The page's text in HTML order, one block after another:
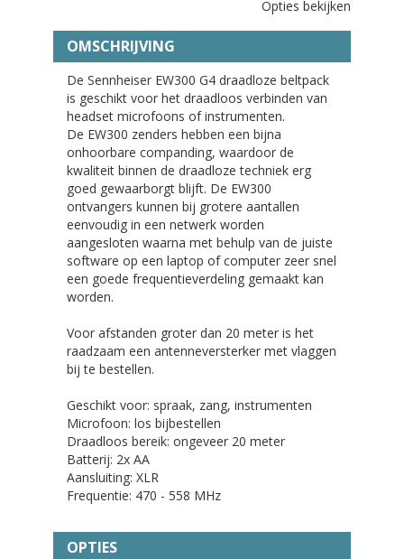
Opties bekijken
OMSCHRIJVING
De Sennheiser EW300 G4 draadloze beltpack
is geschikt voor het draadloos verbinden van
headset microfoons of instrumenten.
De EW300 zenders hebben een bijna
onhoorbare companding, waardoor de
kwaliteit binnen de draadloze techniek erg
goed gewaarborgt blijft. De EW300
ontvangers kunnen bij grotere aantallen
eenvoudig in een netwerk worden
aangesloten waarna met behulp van de juiste
software op een laptop of computer zeer snel
een goede frequentieverdeling gemaakt kan
worden.
Voor afstanden groter dan 20 meter is het
raadzaam een antenneversterker met vlaggen
bij te bestellen.
Geschikt voor: spraak, zang, instrumenten
Microfoon: los bijbestellen
Draadloos bereik: ongeveer 20 meter
Batterij: 2x AA
Aansluiting: XLR
Frequentie: 470 - 558 MHz
OPTIES